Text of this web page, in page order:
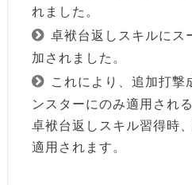
れました。
卓袱台返しスキルにス
加されました。
これにより、追加打撃
ンスターにのみ適用され
卓袱台返しスキル習得時
適用されます。